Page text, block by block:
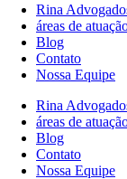
Rina
áreas de
Blog
Contato
Nossa Equipe
Rina
áreas de
Blog
Contato
Nossa Equipe